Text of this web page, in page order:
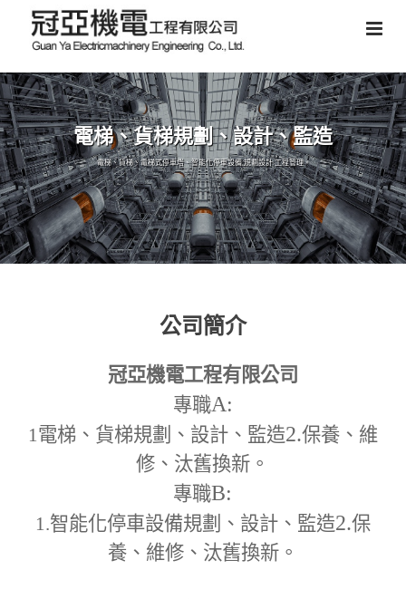
電梯、貨梯規劃、設計、監造
電梯、貨梯、電梯式停車塔、智能化停車設備,規劃設計,工程管理。
公司簡介
冠亞機電工程有限公司
專職A:
1電梯、貨梯規劃、設計、監造2.保養、維
修、汰舊換新。
專職B:
1.智能化停車設備規劃、設計、監造2.保
養、維修、汰舊換新。